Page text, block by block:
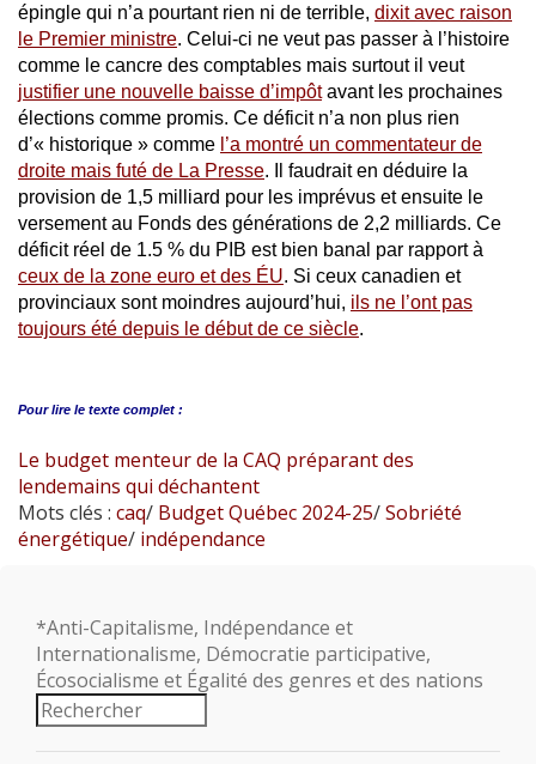
épingle qui n’a pourtant rien ni de terrible, dixit avec raison
le Premier ministre. Celui-ci ne veut pas passer à l’histoire
comme le cancre des comptables mais surtout il veut
justifier une nouvelle baisse d’impôtavant les prochaines
élections comme promis. Ce déficit n’a non plus rien
d’« historique » comme l’a montré un commentateur de
droite mais futé de La Presse. Il faudrait en déduire la
provision de 1,5 milliard pour les imprévus et ensuite le
versement au Fonds des générations de 2,2 milliards. Ce
déficit réel de 1.5 % du PIB est bien banal par rapport à
ceux de la zone euro et des ÉU. Si ceux canadien et
provinciaux sont moindres aujourd’hui, ils ne l’ont pas
toujours été depuis le début de ce siècle.
Pour lire le texte complet :
Le budget menteur de la CAQ préparant des
lendemains qui déchantent
Mots clés : caq/ Budget Québec 2024-25/Sobriété
énergétique/ indépendance
*Anti-Capitalisme, Indépendance et
Internationalisme, Démocratie participative,
Écosocialisme et Égalité des genres et des nations